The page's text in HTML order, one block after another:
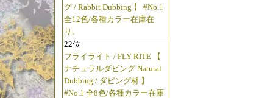
グ / Rabbit Dubbing 】 #No.1
全12色/各種カラー在庫在
り。
22位
フライライト / FLY RITE 【
ナチュラルダビング Natural
Dubbing / ダビング材 】
#No.1 全8色/各種カラー在庫